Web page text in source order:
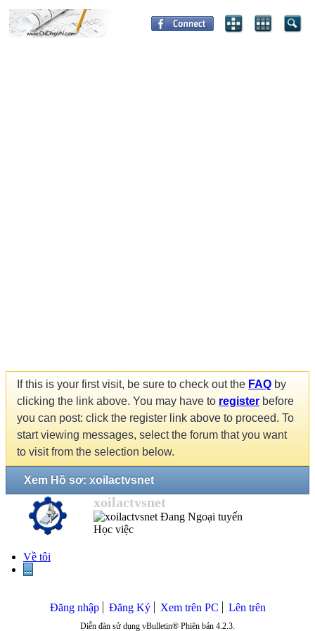
If this is your first visit, be sure to check out the FAQ by
clicking the link above. You may have to register before
you can post: click the register link above to proceed. To
start viewing messages, select the forum that you want
to visit from the selection below.
Xem Hồ sơ: xoilactvsnet
xoilactvsnet
Học việc
Về tôi
...
Đăng nhập Đăng Ký Xem trên PC Lên trên
Diễn đàn sử dụng vBulletin® Phiên bản 4.2.3.